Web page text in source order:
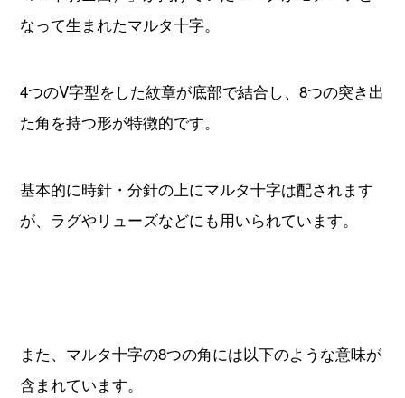
なって生まれたマルタ十字。
4つのV字型をした紋章が底部で結合し、8つの突き出
た角を持つ形が特徴的です。
基本的に時針・分針の上にマルタ十字は配されます
が、ラグやリューズなどにも用いられています。
また、マルタ十字の8つの角には以下のような意味が
含まれています。